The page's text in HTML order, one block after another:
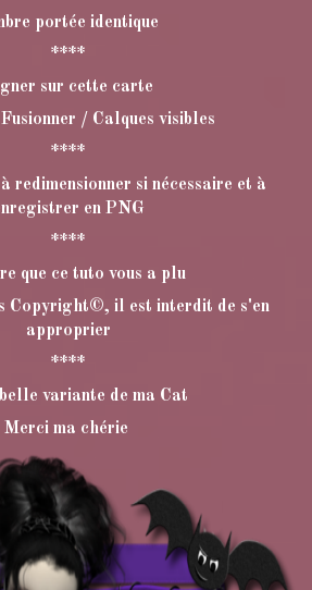
portée identique
****
sur cette carte
/ Calques visibles
****
redimensionner si nécessaire et à
nregistrer en PNG
****
que ce tuto vous a plu
Copyright©, il est interdit de s'en
approprier
****
variante de ma Cat
Merci ma chérie